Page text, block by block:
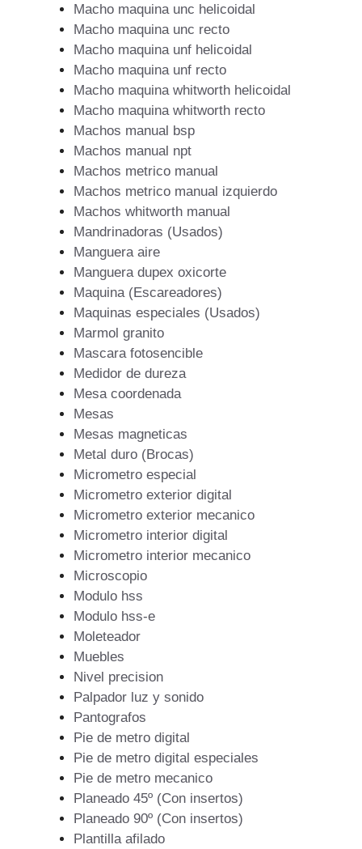
Macho maquina unc helicoidal
Macho maquina unc recto
Macho maquina unf helicoidal
Macho maquina unf recto
Macho maquina whitworth helicoidal
Macho maquina whitworth recto
Machos manual bsp
Machos manual npt
Machos metrico manual
Machos metrico manual izquierdo
Machos whitworth manual
Mandrinadoras (Usados)
Manguera aire
Manguera dupex oxicorte
Maquina (Escareadores)
Maquinas especiales (Usados)
Marmol granito
Mascara fotosencible
Medidor de dureza
Mesa coordenada
Mesas
Mesas magneticas
Metal duro (Brocas)
Micrometro especial
Micrometro exterior digital
Micrometro exterior mecanico
Micrometro interior digital
Micrometro interior mecanico
Microscopio
Modulo hss
Modulo hss-e
Moleteador
Muebles
Nivel precision
Palpador luz y sonido
Pantografos
Pie de metro digital
Pie de metro digital especiales
Pie de metro mecanico
Planeado 45º (Con insertos)
Planeado 90º (Con insertos)
Plantilla afilado